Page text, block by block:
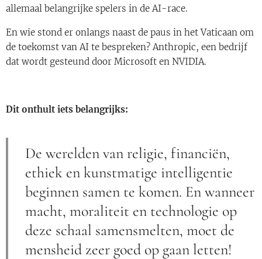
allemaal belangrijke spelers in de AI-race.
En wie stond er onlangs naast de paus in het Vaticaan om
de toekomst van AI te bespreken? Anthropic, een bedrijf
dat wordt gesteund door Microsoft en NVIDIA.
Dit onthult iets belangrijks:
De werelden van religie, financiën,
ethiek en kunstmatige intelligentie
beginnen samen te komen. En wanneer
macht, moraliteit en technologie op
deze schaal samensmelten, moet de
mensheid zeer goed op gaan letten!